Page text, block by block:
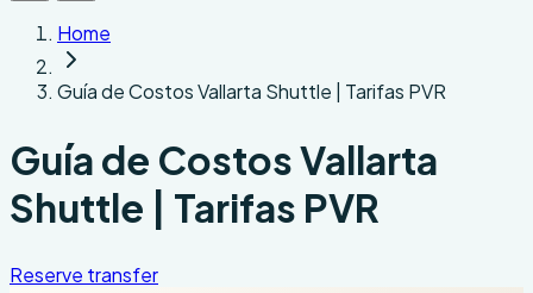
Home
Guía de Costos Vallarta Shuttle | Tarifas PVR
Guía de Costos Vallarta
Shuttle | Tarifas PVR
Reserve transfer